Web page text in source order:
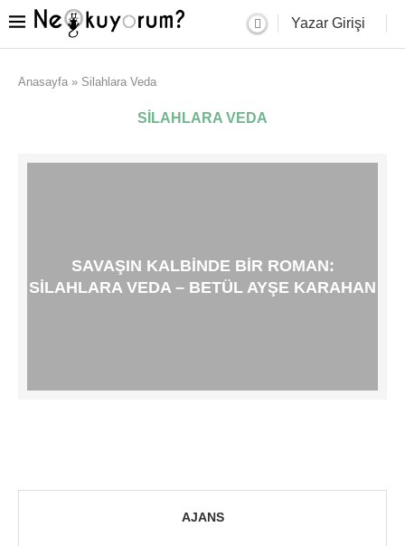
Yazar Girişi
Anasayfa » Silahlara Veda
SILAHLARA VEDA
SAVAŞIN KALBINDE BIR ROMAN:
SILAHLARA VEDA – BETÜL AYŞE KARAHAN
AJANS